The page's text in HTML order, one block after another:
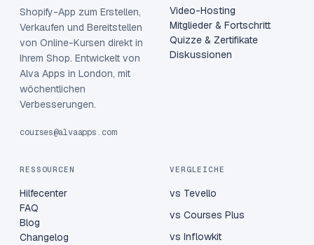
Shopify-App zum Erstellen,
Verkaufen und Bereitstellen
von Online-Kursen direkt in
Ihrem Shop. Entwickelt von
Alva Apps in London, mit
wöchentlichen
Verbesserungen.
courses@alvaapps.com
Video-Hosting
Mitglieder & Fortschritt
Quizze & Zertifikate
Diskussionen
RESSOURCEN
Hilfecenter
FAQ
Blog
Changelog
VERGLEICHE
vs Tevello
vs Courses Plus
vs Inflowkit